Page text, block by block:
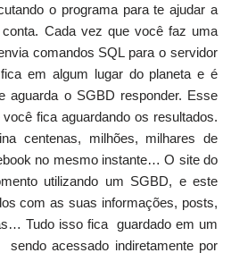
o programa para te ajudar a
Cada vez que você faz uma
comandos SQL para o servidor
em algum lugar do planeta e é
aguarda o SGBD responder. Esse
fica aguardando os resultados.
centenas, milhões, milhares de
no mesmo instante… O site do
utilizando um SGBD, e este
com as suas informações, posts,
Tudo isso fica guardado em um
acessado indiretamente por